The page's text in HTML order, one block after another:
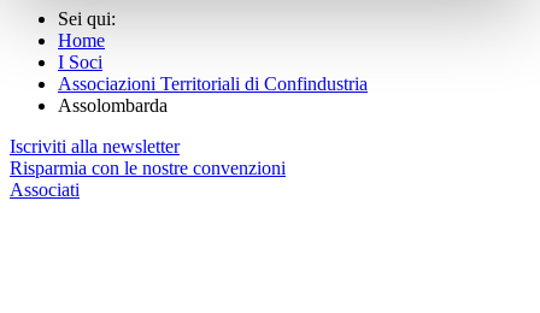
Sei qui:
Home
I Soci
Associazioni Territoriali di Confindustria
Assolombarda
Iscriviti alla newsletter
Risparmia con le nostre convenzioni
Associati